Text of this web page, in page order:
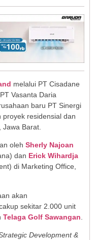
melalui PT Cisadane
Vasanta Daria
baru PT Sinergi
proyek residensial dan
Barat.
oleh Sherly Najoan
dan Erick Wihardja
di Marketing Office,
akan
sekitar 2.000 unit
Telaga Golf Sawangan
Development &